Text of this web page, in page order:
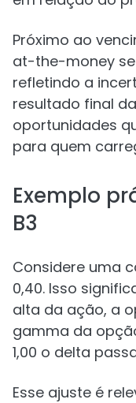
Próximo ao
at-the-money
refletindo a
resultado final
oportunidades
para quem
Exemplo
B3
Considere uma
0,40. Isso
alta da ação, a
gamma da
1,00 o delta
Esse ajuste é